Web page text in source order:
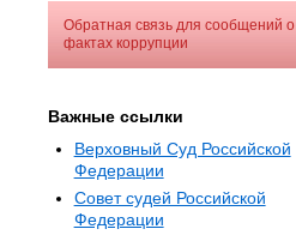
Обратная связь для сообщений о
фактах коррупции
Важные ссылки
Верховный Суд Российской
Федерации
Совет судей Российской
Федерации